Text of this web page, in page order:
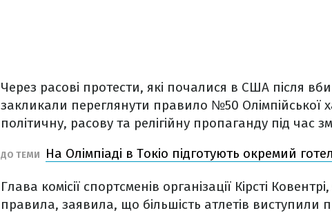
Через расові протести, які почалися в США після
закликали переглянути правило №50 Олімпійської
політичну, расову та релігійну пропаганду під час
ДО ТЕМИ На Олімпіаді в Токіо підготують окремий
Глава комісії спортсменів організації Кірсті
правила, заявила, що більшість атлетів виступили